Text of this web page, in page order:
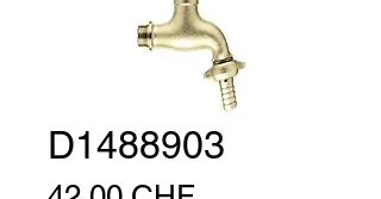
D1488903